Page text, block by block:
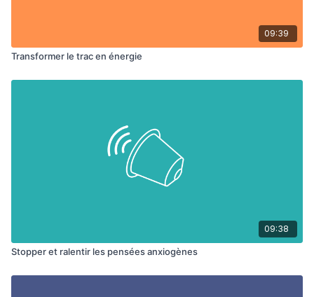
09:39
Transformer le trac en énergie
09:38
Stopper et ralentir les pensées anxiogènes